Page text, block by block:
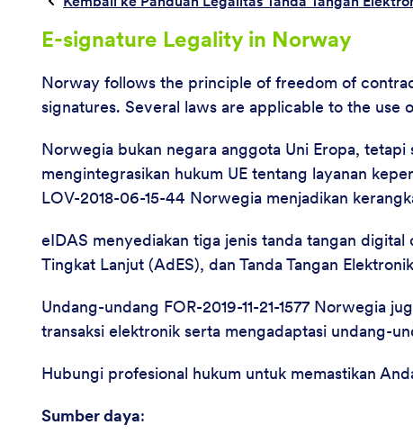
E-signature Legality in Norway
Norway follows the principle of freedom of
signatures. Several laws are applicable to the use
Norwegia bukan negara anggota Uni Eropa, tetapi
mengintegrasikan hukum UE tentang layanan
LOV-2018-06-15-44 Norwegia menjadikan
eIDAS menyediakan tiga jenis tanda tangan digital
Tingkat Lanjut (AdES), dan Tanda Tangan
Undang-undang FOR-2019-11-21-1577 Norwegia
transaksi elektronik serta mengadaptasi undang-
Hubungi profesional hukum untuk memastikan
Sumber daya: